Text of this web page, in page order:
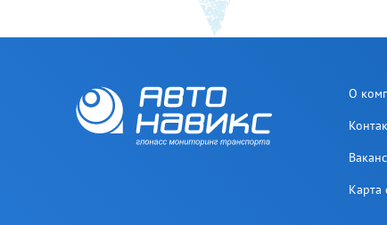
О
Карта